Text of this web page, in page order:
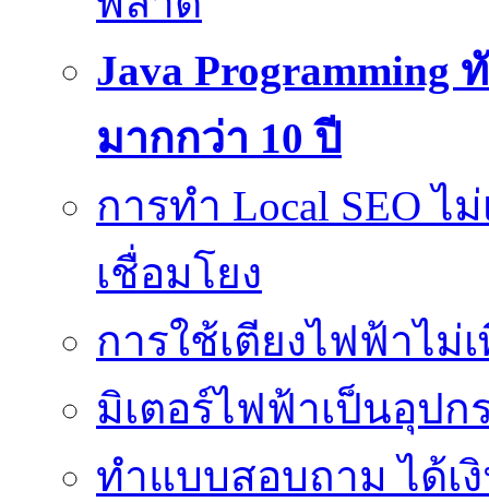
Java Programming
มากกว่า 10 ปี
การทำ Local SEO ไ
เชื่อมโยง
การใช้เตียงไฟฟ้าไม่
มิเตอร์ไฟฟ้าเป็นอุป
ทำแบบสอบถาม ได้เ